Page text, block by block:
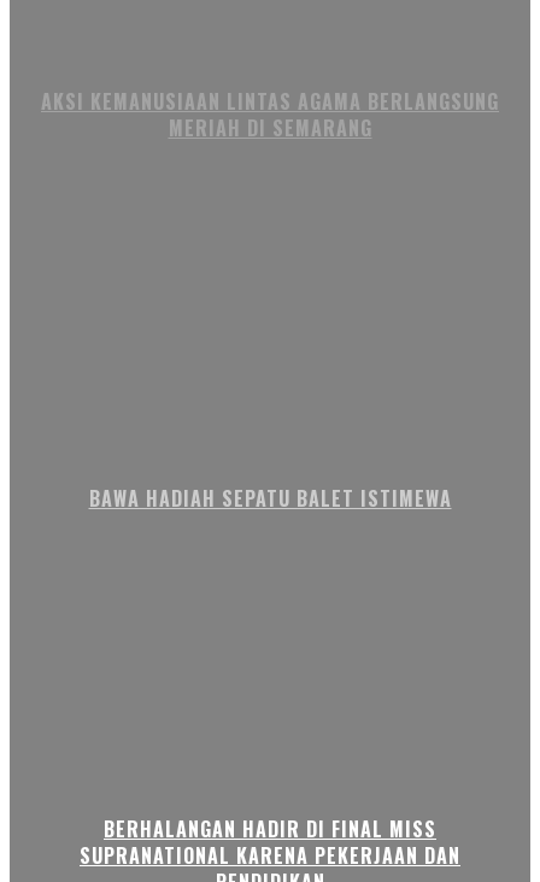
AKSI KEMANUSIAAN LINTAS AGAMA BERLANGSUNG
MERIAH DI SEMARANG
BAWA HADIAH SEPATU BALET ISTIMEWA
BERHALANGAN HADIR DI FINAL MISS
SUPRANATIONAL KARENA PEKERJAAN DAN